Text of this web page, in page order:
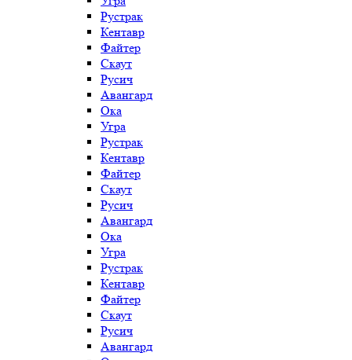
Рустрак
Кентавр
Файтер
Скаут
Русич
Авангард
Ока
Угра
Рустрак
Кентавр
Файтер
Скаут
Русич
Авангард
Ока
Угра
Рустрак
Кентавр
Файтер
Скаут
Русич
Авангард